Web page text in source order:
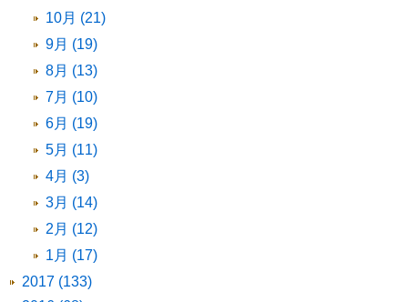
10月 (21)
9月 (19)
8月 (13)
7月 (10)
6月 (19)
5月 (11)
4月 (3)
3月 (14)
2月 (12)
1月 (17)
2017 (133)